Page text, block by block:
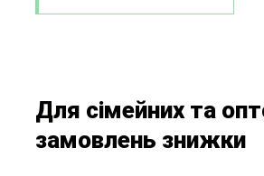
Для сімейних та
замовлень знижки